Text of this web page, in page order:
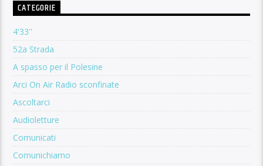
CATEGORIE
4'33''
52a Strada
A spasso per il Polesine
Arci On Air Radio sconfinate
Ascoltarci
Audioletture
Comunicati
Comunichiamo